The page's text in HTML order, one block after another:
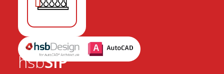
hsbSIP